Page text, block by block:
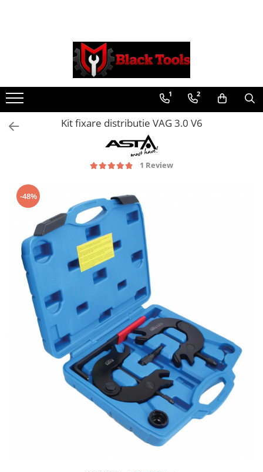
Scule Service Auto
Chei Si Truse De Chei
Chei combinate
Chei Combinate Cu Clichet
Chei Cotite
Clesti pentru sertizat
Clesti pentru sigurante
Clesti reglabili pentru tevi
Clesti service auto
Clesti universali
Clima/Aer conditionat
Cricuri cutie viteze
Dispozitive de sablat & accesorii
Dispozitive spalat piese
Dulapuri Bancuri Carucioare
Bancuri de lucru
Carucioare pentru marfa
Cutii pentru scule
1 2
Kit fixare distributie VAG 3.0 V6
1 Review
-48%